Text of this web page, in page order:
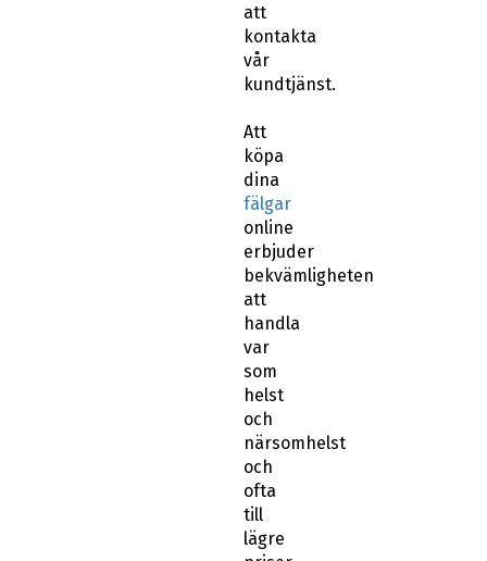
att
kontakta
vår
kundtjänst.
Att
köpa
dina
fälgar
online
erbjuder
bekvämligheten
att
handla
var
som
helst
och
närsomhelst
och
ofta
till
lägre